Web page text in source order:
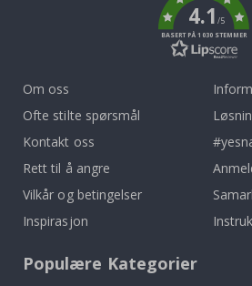
4.1/5
BASERT PÅ 1030 STEMMER
Om oss
Ofte stilte spørsmål
Kontakt oss
Rett til å angre
Vilkår og betingelser
Inspirasjon
Populære Kategorier